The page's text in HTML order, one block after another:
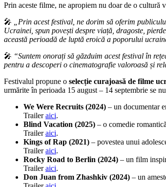
Prin aceste filme, ne apropiem nu doar de o cultură
🎤 „Prin acest festival, ne dorim să oferim
Ucrainei, spun povești despre viață, dragoste,
această perioadă de luptă eroică a poporului
🎤 “Suntem onorați să găzduim acest festival în
pentru a descoperi o cinematografie valoroasă și
Festivalul propune o selecție curajoasă de filme
urmărite în perioada 15 august – 14 septembrie se
We Were Recruits (2024) – un documentar
Traileraici.
Blind Vacation (2025) – o comedie
Traileraici.
Kings of Rap (2021) – povestea unui
Traileraici.
Rocky Road to Berlin (2024) – un film
Traileraici.
Don Juan from Zhashkiv (2024) – un